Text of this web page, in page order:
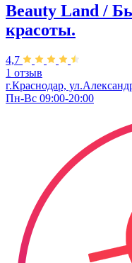
Beauty Land /
красоты.
4,7
1 отзыв
г.Краснодар,
Пн-Вс 09:00-20:00